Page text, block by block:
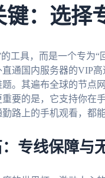
键：选择
工具，而是一个专为
通国内服务器的VIP高
。其遍布全球的节点
要的是，它支持你在
路上的手机观看，都能
专线保障与